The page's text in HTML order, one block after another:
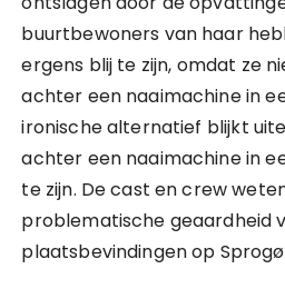
buurtbewoners van haar
ergens blij te zijn, omdat ze
achter een naaimachine in
ironische alternatief blijkt
achter een naaimachine in
te zijn. De cast en crew
problematische geaardheid
plaatsbevindingen op